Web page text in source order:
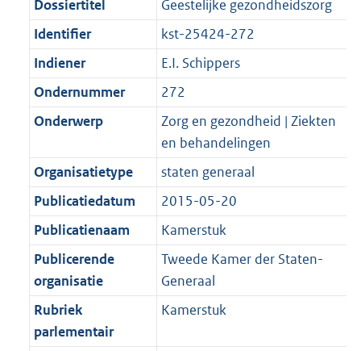
Dossiertitel
Geestelijke gezondheidszorg
Identifier
kst-25424-272
Indiener
E.I. Schippers
Ondernummer
272
Onderwerp
Zorg en gezondheid | Ziekten
en behandelingen
Organisatietype
staten generaal
Publicatiedatum
2015-05-20
Publicatienaam
Kamerstuk
Publicerende
organisatie
Tweede Kamer der Staten-
Generaal
Rubriek
parlementair
Kamerstuk